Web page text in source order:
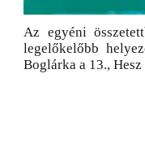
Az egyéni
legelőkelőbb
Boglárka a 13.,